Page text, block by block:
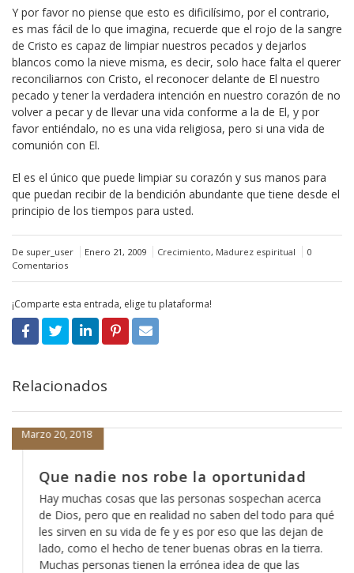
Y por favor no piense que esto es dificilísimo, por el contrario,
es mas fácil de lo que imagina, recuerde que el rojo de la sangre
de Cristo es capaz de limpiar nuestros pecados y dejarlos
blancos como la nieve misma, es decir, solo hace falta el querer
reconciliarnos con Cristo, el reconocer delante de El nuestro
pecado y tener la verdadera intención en nuestro corazón de no
volver a pecar y de llevar una vida conforme a la de El, y por
favor entiéndalo, no es una vida religiosa, pero si una vida de
comunión con El.
El es el único que puede limpiar su corazón y sus manos para
que puedan recibir de la bendición abundante que tiene desde el
principio de los tiempos para usted.
De super_user Enero 21, 2009 Crecimiento, Madurez espiritual
0
Comentarios
¡Comparte esta entrada, elige tu plataforma!
Relacionados
Que nadie nos robe la oportunidad
Marzo 20, 2018
Hay muchas cosas que las personas sospechan acerca
de Dios, pero que en realidad no saben del todo para qué
les sirven en su vida de fe y es por eso que las dejan de
lado, como el hecho de tener buenas obras en la tierra.
Muchas personas tienen la errónea idea de que las